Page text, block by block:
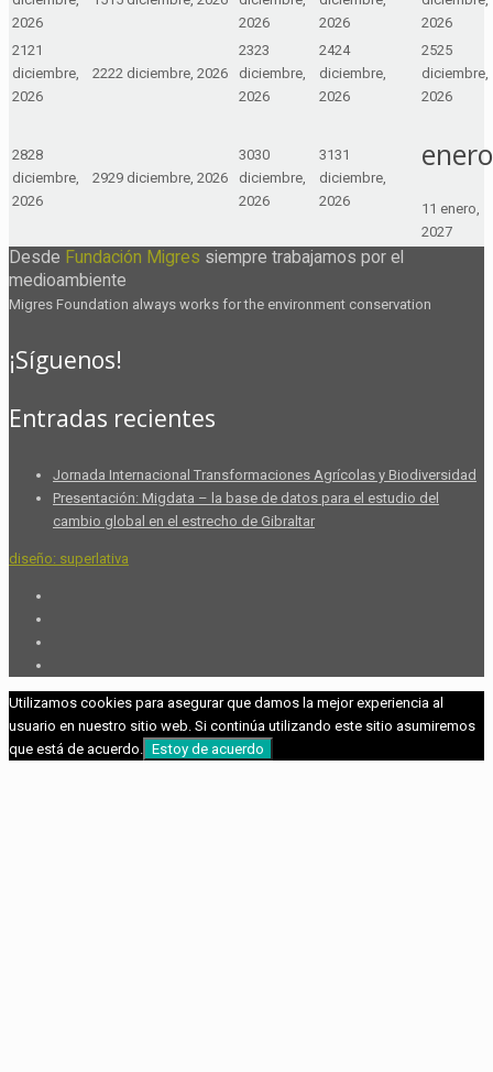
2026
2026
2026
2026
2121
diciembre,
2026
2222 diciembre, 2026
2323
diciembre,
2026
2424
diciembre,
2026
2525
diciembre,
2026
2828
diciembre,
2026
2929 diciembre, 2026
3030
diciembre,
2026
3131
diciembre,
2026
enero
1 1 enero,
2027
Desde Fundación Migres siempre trabajamos por el
medioambiente
Migres Foundation always works for the environment conservation
¡Síguenos!
Entradas recientes
Jornada Internacional Transformaciones Agrícolas y Biodiversidad
Presentación: Migdata – la base de datos para el estudio del
cambio global en el estrecho de Gibraltar
diseño: superlativa
Utilizamos cookies para asegurar que damos la mejor experiencia al
usuario en nuestro sitio web. Si continúa utilizando este sitio asumiremos
que está de acuerdo. Estoy de acuerdo